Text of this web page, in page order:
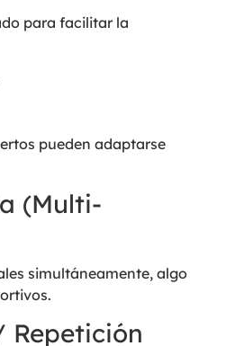
para facilitar la
pueden adaptarse
(Multi-
simultáneamente, algo